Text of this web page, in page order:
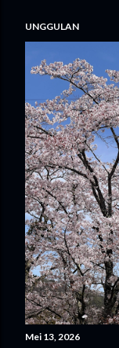
UNGGULAN
Mei 13, 2026